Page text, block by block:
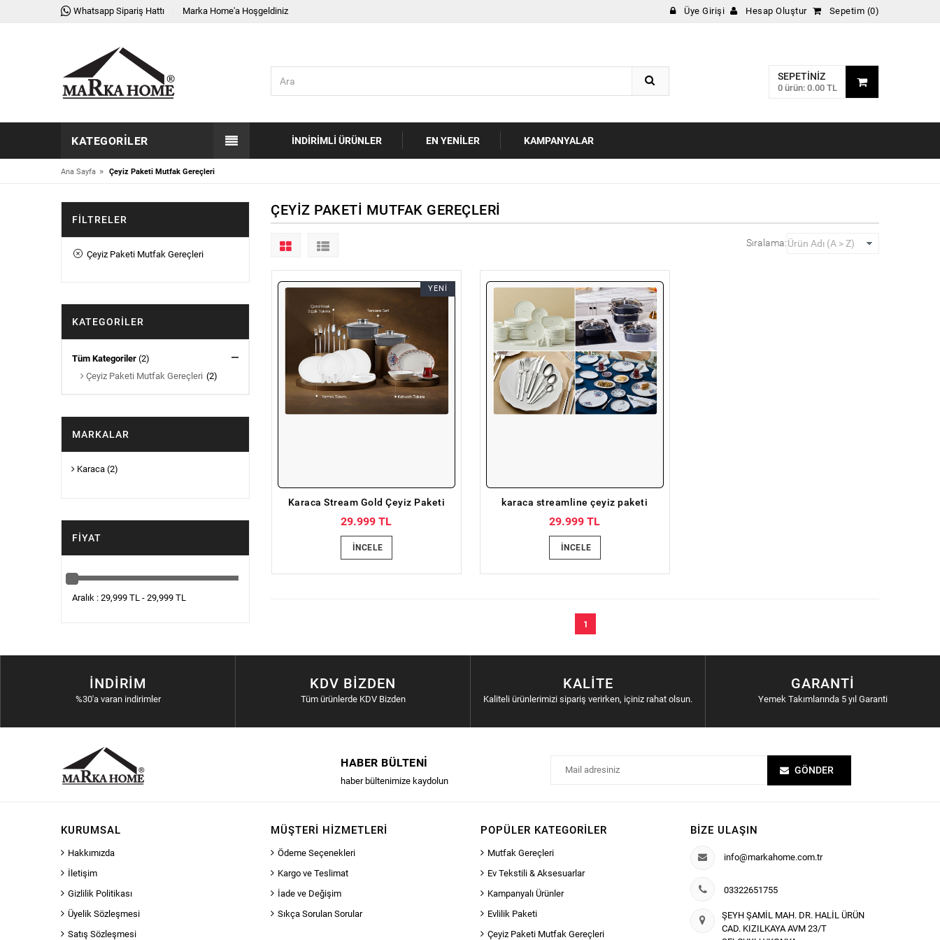
Whatsapp Sipariş Hattı Marka Home'a Hoşgeldiniz Üye Girişi Hesap Oluştur Sepetim (0)
SEPETINIZ
0 ürün: 0.00 TL
KATEGORILER İNDIRIMLI ÜRÜNLER EN YENILER KAMPANYALAR
Ana Sayfa » Çeyiz Paketi Mutfak Gereçleri
ÇEYIZ PAKETI MUTFAK GEREÇLERI
Sıralama:
YENİ
Karaca Stream Gold Çeyiz Paketi
29.999 TL
İNCELE
karaca streamline çeyiz paketi
29.999 TL
İNCELE
1
FILTRELER
Çeyiz Paketi Mutfak Gereçleri
KATEGORILER
Tüm Kategoriler (2)
Çeyiz Paketi Mutfak Gereçleri (2)
MARKALAR
Karaca (2)
FIYAT
Aralık : 29,999 TL - 29,999 TL
İNDIRIM
%30'a varan indirimler
KDV BIZDEN
Tüm ürünlerde KDV Bizden
KALITE
Kaliteli ürünlerimizi sipariş verirken, içiniz rahat olsun.
GARANTI
Yemek Takımlarında 5 yıl Garanti
HABER BÜLTENI
haber bültenimize kaydolun
GÖNDER
KURUMSAL
Hakkımızda
İletişim
Gizlilik Politikası
Üyelik Sözleşmesi
Satış Sözleşmesi
MÜŞTERI HIZMETLERI
Ödeme Seçenekleri
Kargo ve Teslimat
İade ve Değişim
Sıkça Sorulan Sorular
POPÜLER KATEGORILER
Mutfak Gereçleri
Ev Tekstili & Aksesuarlar
Kampanyalı Ürünler
Evlilik Paketi
Çeyiz Paketi Mutfak Gereçleri
BIZE ULAŞIN
info@markahome.com.tr
03322651755
ŞEYH ŞAMİL MAH. DR. HALİL ÜRÜN
CAD. KIZILKAYA AVM 23/T